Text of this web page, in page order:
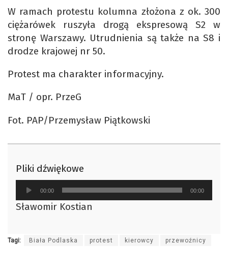
W ramach protestu kolumna złożona z ok. 300
ciężarówek ruszyła drogą ekspresową S2 w
stronę Warszawy. Utrudnienia są także na S8 i
drodze krajowej nr 50.
Protest ma charakter informacyjny.
MaT / opr. PrzeG
Fot. PAP/Przemysław Piątkowski
Pliki dźwiękowe
Odtwarzacz
plików
dźwiękowych
00:00 00:00
Sławomir Kostian
Tagi: Biała Podlaska protest kierowcy przewoźnicy